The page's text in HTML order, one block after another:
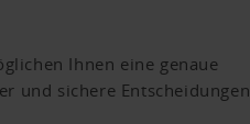
Ihnen eine genaue
und sichere Entscheidungen